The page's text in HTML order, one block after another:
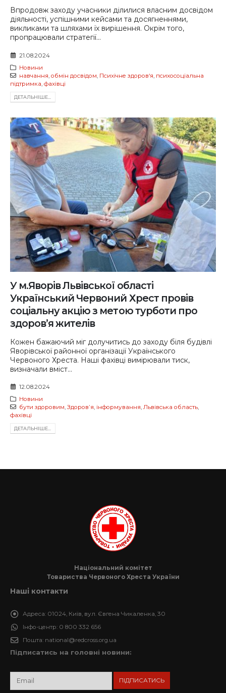
Впродовж заходу учасники ділилися власним досвідом
діяльності, успішними кейсами та досягненнями,
викликами та шляхами їх вирішення. Окрім того,
пропрацювали стратегії...
21.08.2024
Новини
навчання обмін досвідом Психічне здоров‘я психосоціальна
підтримка фахівці
ДЕТАЛЬНIШЕ...
У м.Яворів Львівської області
Український Червоний Хрест провів
соціальну акцію з метою турботи про
здоров’я жителів
Кожен бажаючий міг долучитись до заходу біля будівлі
Яворівської районної організації Українського
Червоного Хреста. Наші фахівці вимірювали тиск,
визначали вміст...
12.08.2024
Новини
бути здоровим, Здоровʼя, інформування, Львівська область,
фахівці
ДЕТАЛЬНIШЕ...
Національний комітет
Товариства Червоного Хреста України
Наші контакти
Адреса: 01024, Київ, вул. Євгена Чикаленка, 30
Інфо-центр: 0 800 332 656
Пошта: national@redcross.org.ua
Підписатись на головні новини: